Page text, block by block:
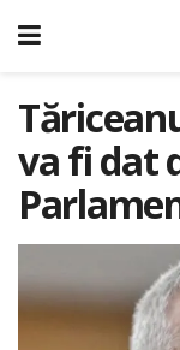
va fi dat